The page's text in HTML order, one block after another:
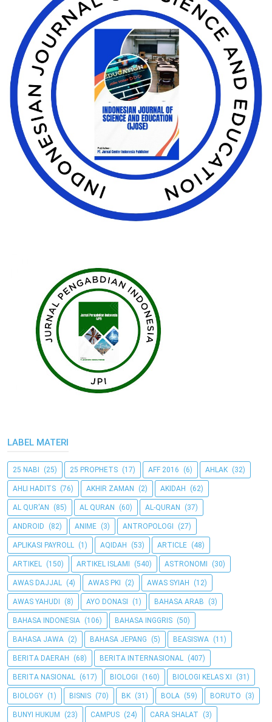
LABEL MATERI
25 NABI (25) 25 PROPHETS (17) AFF 2016 (6) AHLAK (32)
AHLI HADITS (76) AKHIR ZAMAN (2) AKIDAH (62)
AL QUR'AN (85) AL QURAN (60) AL-QURAN (37)
ANDROID (82) ANIME (3) ANTROPOLOGI (27)
APLIKASI PAYROLL (1) AQIDAH (53) ARTICLE (48)
ARTIKEL (150) ARTIKEL ISLAMI (540) ASTRONOMI (30)
AWAS DAJJAL (4) AWAS PKI (2) AWAS SYIAH (12)
AWAS YAHUDI (8) AYO DONASI (1) BAHASA ARAB (3)
BAHASA INDONESIA (106) BAHASA INGGRIS (50)
BAHASA JAWA (2) BAHASA JEPANG (5) BEASISWA (11)
BERITA DAERAH (68) BERITA INTERNASIONAL (407)
BERITA NASIONAL (617) BIOLOGI (160) BIOLOGI KELAS XI (31)
BIOLOGY (1) BISNIS (70) BK (31) BOLA (59) BORUTO (3)
BUNYI HUKUM (23) CAMPUS (24) CARA SHALAT (3)